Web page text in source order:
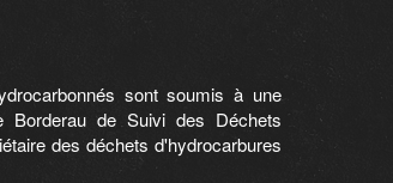
sont soumis à une
de Suivi des Déchets
des déchets d'hydrocarbures